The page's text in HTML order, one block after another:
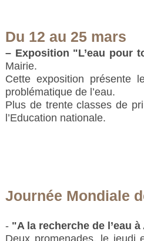
Du 12 au 25 mars
– Exposition "L’eau pour
Mairie.
Cette exposition présente
problématique de l’eau.
Plus de trente classes de
l’Education nationale.
Journée Mondiale
- "A la recherche de l’eau
Deux promenades, le jeudi